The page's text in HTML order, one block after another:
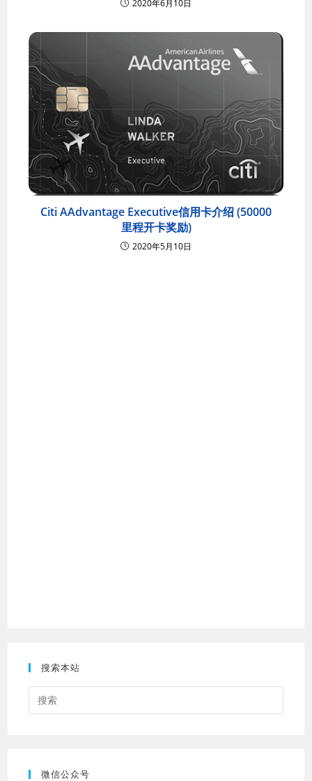
2020年6月10日
Citi AAdvantage Executive信用卡介绍 (50000
里程开卡奖励)
2020年5月10日
搜索本站
微信公众号